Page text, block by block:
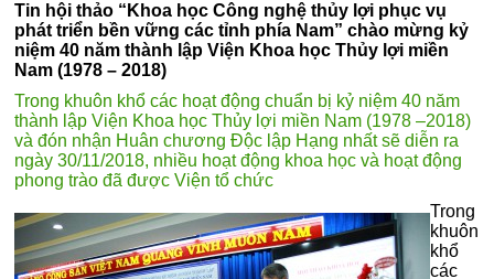
Tin hội thảo “Khoa học Công nghệ thủy lợi phục vụ
phát triển bền vững các tỉnh phía Nam” chào mừng kỷ
niệm 40 năm thành lập Viện Khoa học Thủy lợi miền
Nam (1978 – 2018)
Trong khuôn khổ các hoạt động chuẩn bị kỷ niệm 40 năm
thành lập Viện Khoa học Thủy lợi miền Nam (1978 –2018)
và đón nhận Huân chương Độc lập Hạng nhất sẽ diễn ra
ngày 30/11/2018, nhiều hoạt động khoa học và hoạt động
phong trào đã được Viện tổ chức
Trong
khuôn
khổ
các